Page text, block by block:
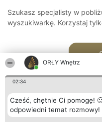
ORŁY Wnętrz
02:34
Cześć, chętnie Ci pomogę!
odpowiedni temat rozmowy!
Szukasz specjalisty w
wyszukiwarkę. Korzystaj